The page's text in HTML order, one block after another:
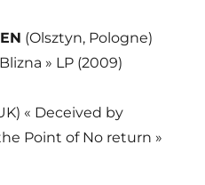
(Olsztyn, Pologne)
» LP (2009)
« Deceived by
Point of No return »